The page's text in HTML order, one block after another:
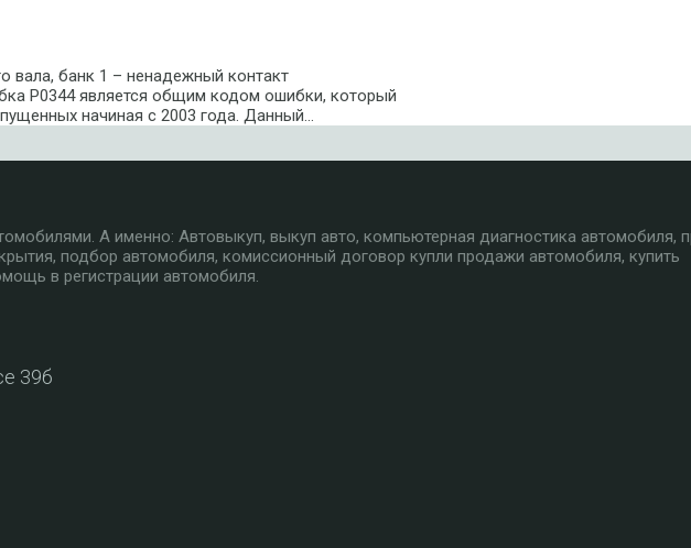
вала, банк 1 – ненадежный контакт
P0344 является общим кодом ошибки, который
начиная с 2003 года. Данный…
А именно: Автовыкуп, выкуп авто, компьютерная диагностика автомобиля,
подбор автомобиля, комиссионный договор купли продажи автомобиля, купить
в регистрации автомобиля.
39б